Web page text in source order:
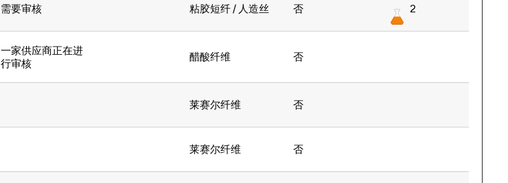
需要审核 粘胶短纤 / 人造丝 否 2
一家供应商正在进
行审核
醋酸纤维 否
莱赛尔纤维 否
莱赛尔纤维 否